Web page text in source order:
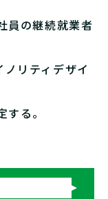
員の継続就業者
リティデザイ
る。